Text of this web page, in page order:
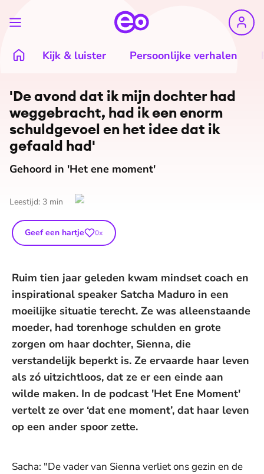
Kijk & luister Persoonlijke verhalen
'De avond dat ik mijn dochter had
weggebracht, had ik een enorm
schuldgevoel en het idee dat ik
gefaald had'
Gehoord in 'Het ene moment'
Leestijd: 3 min
Geef een hartje 0x
Ruim tien jaar geleden kwam mindset coach en
inspirational speaker Satcha Maduro in een
moeilijke situatie terecht. Ze was alleenstaande
moeder, had torenhoge schulden en grote
zorgen om haar dochter, Sienna, die
verstandelijk beperkt is. Ze ervaarde haar leven
als zó uitzichtloos, dat ze er een einde aan
wilde maken. In de podcast 'Het Ene Moment'
vertelt ze over ‘dat ene moment’, dat haar leven
op een ander spoor zette.
Sacha: "De vader van Sienna verliet ons gezin en de